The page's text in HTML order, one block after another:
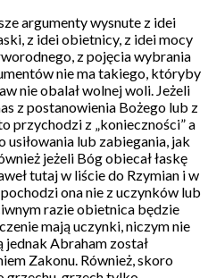
argumenty wysnute z idei
z idei obietnicy, z idei mocy
z pojęcia wybrania
nie ma takiego, któryby
nie obalał wolnej woli. Jeżeli
z postanowienia Bożego lub z
przychodzi z „konieczności” a
usiłowania lub zabiegania, jak
jeżeli Bóg obiecał łaskę
tutaj w liście do Rzymian i w
ona nie z uczynków lub
razie obietnica będzie
mają uczynki, niczym nie
jednak Abraham został
Zakonu. Również, skoro